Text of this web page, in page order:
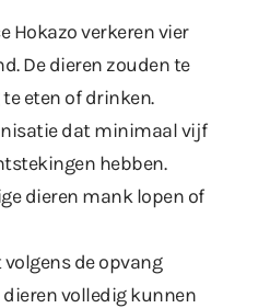
Hokazo verkeren vier
De dieren zouden te
eten of drinken.
dat minimaal vijf
hebben.
dieren mank lopen of
de opvang
volledig kunnen